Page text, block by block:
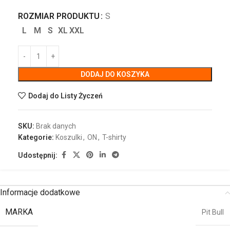
ROZMIAR PRODUKTU
S
L
M S XL XXL
DODAJ DO KOSZYKA
Dodaj do Listy Życzeń
SKU: Brak danych
Kategorie: Koszulki, ON , T-shirty
Udostępnij:
Informacje dodatkowe
MARKA
Pit Bull